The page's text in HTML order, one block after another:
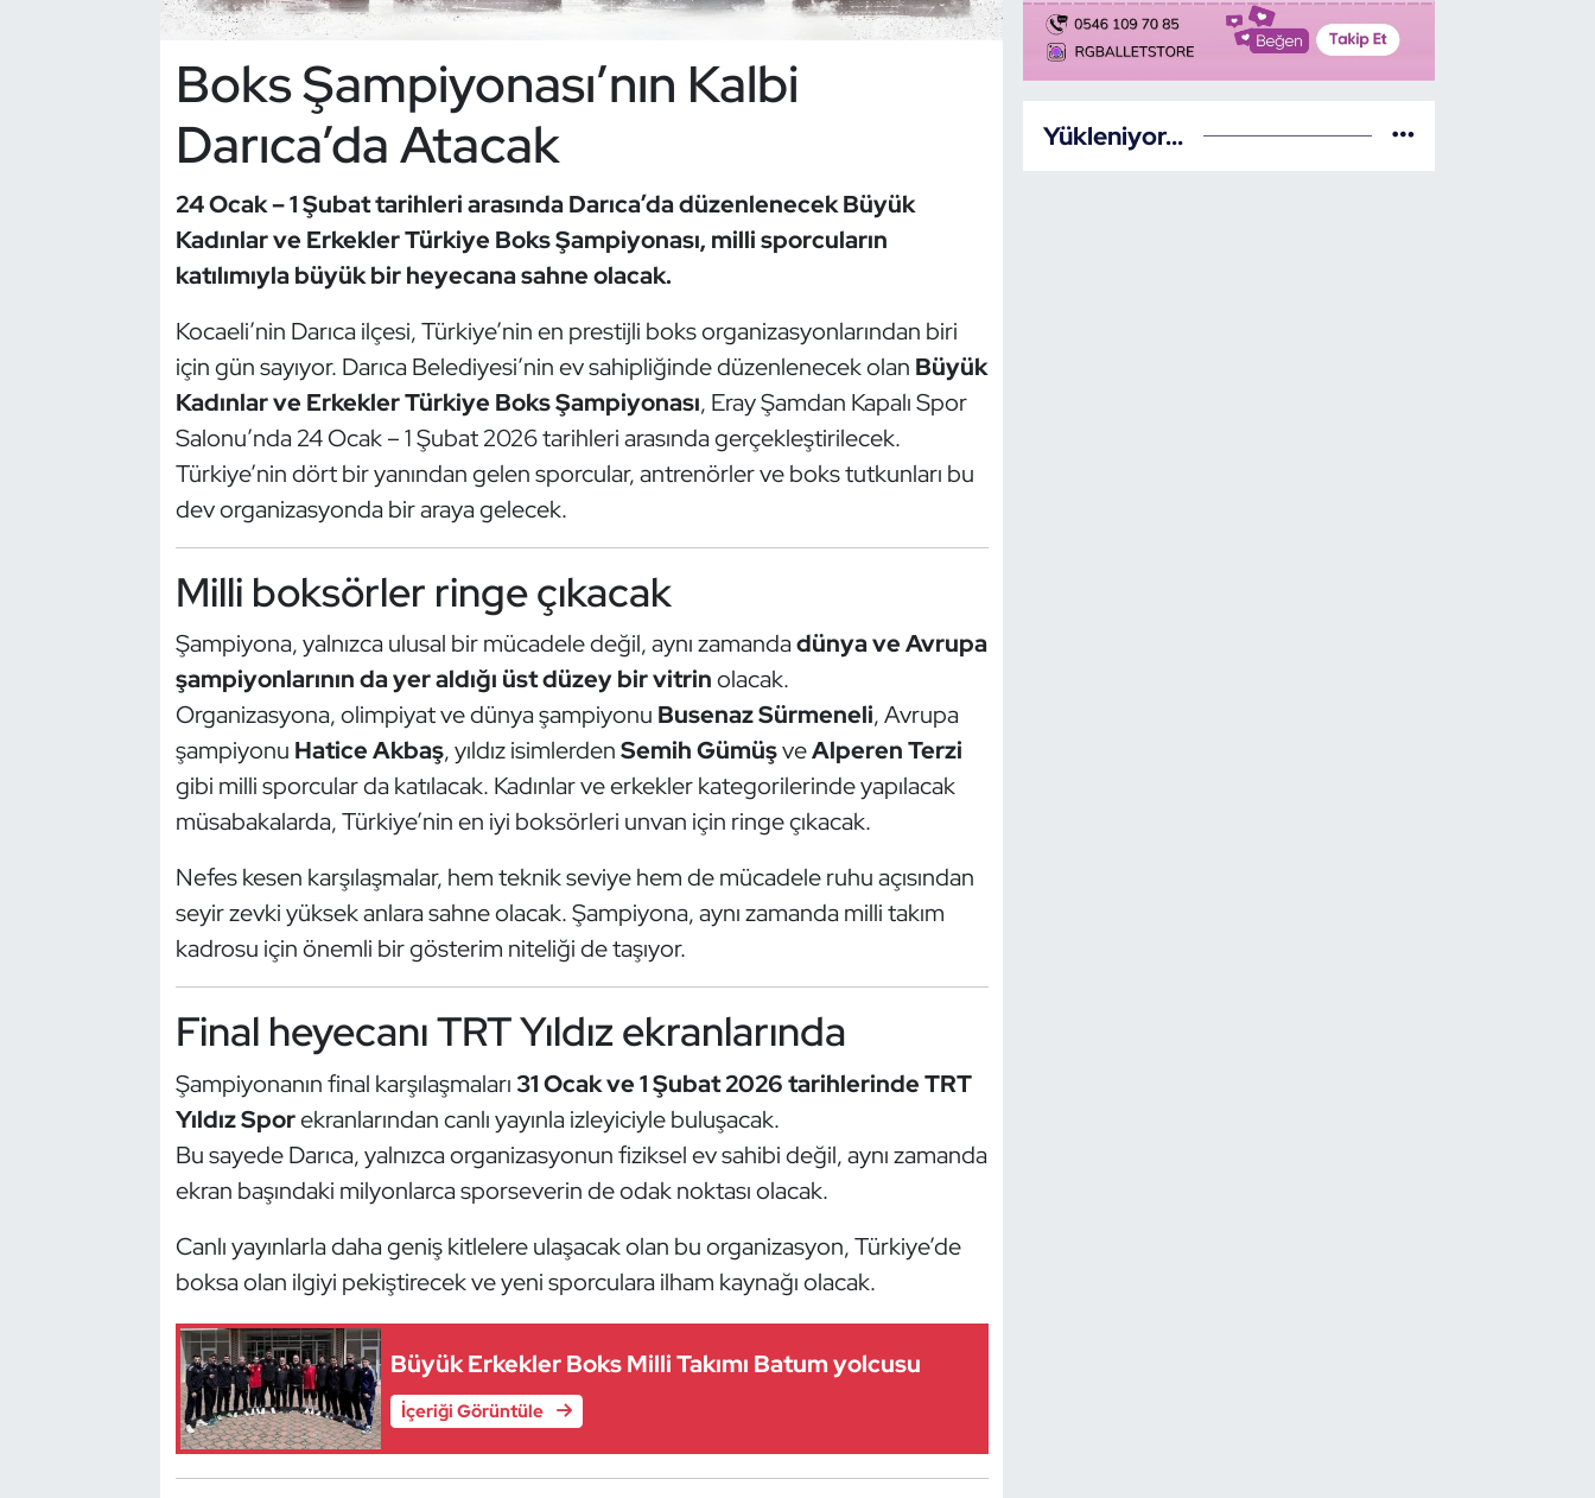
Boks Şampiyonası’nın Kalbi
Darıca’da Atacak
24 Ocak – 1 Şubat tarihleri arasında Darıca’da düzenlenecek Büyük
Kadınlar ve Erkekler Türkiye Boks Şampiyonası, milli sporcuların
katılımıyla büyük bir heyecana sahne olacak.
Kocaeli’nin Darıca ilçesi, Türkiye’nin en prestijli boks organizasyonlarından biri
için gün sayıyor. Darıca Belediyesi’nin ev sahipliğinde düzenlenecek olan Büyük
Kadınlar ve Erkekler Türkiye Boks Şampiyonası, Eray Şamdan Kapalı Spor
Salonu’nda 24 Ocak – 1 Şubat 2026 tarihleri arasında gerçekleştirilecek.
Türkiye’nin dört bir yanından gelen sporcular, antrenörler ve boks tutkunları bu
dev organizasyonda bir araya gelecek.
Milli boksörler ringe çıkacak
Şampiyona, yalnızca ulusal bir mücadele değil, aynı zamandadünya ve Avrupa
şampiyonlarının da yer aldığı üst düzey bir vitrinolacak.
Organizasyona, olimpiyat ve dünya şampiyonu Busenaz Sürmeneli, Avrupa
şampiyonu Hatice Akbaş, yıldız isimlerdenSemih GümüşveAlperen Terzi
gibi milli sporcular da katılacak. Kadınlar ve erkekler kategorilerinde yapılacak
müsabakalarda, Türkiye’nin en iyi boksörleri unvan için ringe çıkacak.
Nefes kesen karşılaşmalar, hem teknik seviye hem de mücadele ruhu açısından
seyir zevki yüksek anlara sahne olacak. Şampiyona, aynı zamanda milli takım
kadrosu için önemli bir gösterim niteliği de taşıyor.
Final heyecanı TRT Yıldız ekranlarında
Şampiyonanın final karşılaşmaları 31 Ocak ve 1 Şubat 2026 tarihlerinde TRT
Yıldız Sporekranlarından canlı yayınla izleyiciyle buluşacak.
Bu sayede Darıca, yalnızca organizasyonun fiziksel ev sahibi değil, aynı zamanda
ekran başındaki milyonlarca sporseverin de odak noktası olacak.
Canlı yayınlarla daha geniş kitlelere ulaşacak olan bu organizasyon, Türkiye’de
boksa olan ilgiyi pekiştirecek ve yeni sporculara ilham kaynağı olacak.
Büyük Erkekler Boks Milli Takımı Batum yolcusu
İçeriği Görüntüle
Yükleniyor...
İşitme Engelli Sporcular
Judo ve Kuraş
Kano ve Rafting
Modern Pentatlon
Motor Sporları